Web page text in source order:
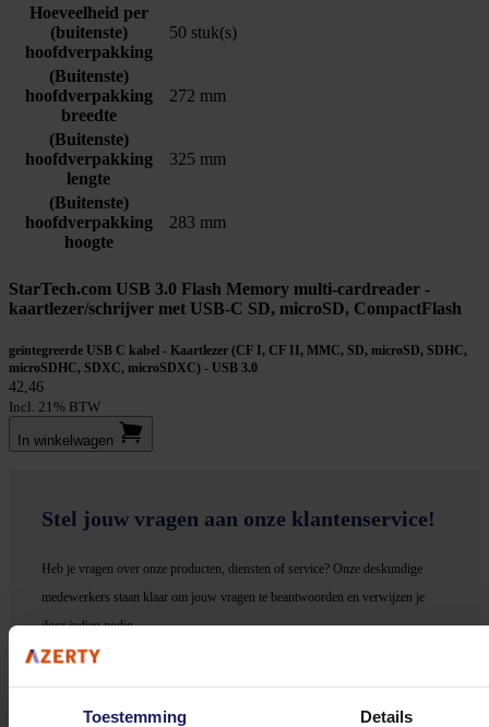
Toestemming Details
Hoeveelheid per
(buitenste)
hoofdverpakking
50 stuk(s)
(Buitenste)
hoofdverpakking
breedte
272 mm
(Buitenste)
hoofdverpakking
lengte
325 mm
(Buitenste)
hoofdverpakking
hoogte
283 mm
StarTech.com USB 3.0 Flash Memory multi-cardreader -
kaartlezer/schrijver met USB-C SD, microSD, CompactFlash
geïntegreerde USB C kabel - Kaartlezer (CF I, CF II, MMC, SD, microSD, SDHC,
microSDHC, SDXC, microSDXC) - USB 3.0
42,46
Incl. 21% BTW
In winkel­wagen
Stel jouw vragen aan onze klantenservice!
Heb je vragen over onze producten, diensten of service? Onze deskundige
medewerkers staan klaar om jouw vragen te beantwoorden en verwijzen je
door indien nodig.
Onze klantenservice is via mail bereikbaar van maandag t/m vrijdag van 09.00